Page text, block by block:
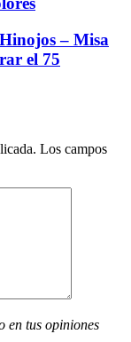
– Misa
el 75
Los campos
en tus opiniones